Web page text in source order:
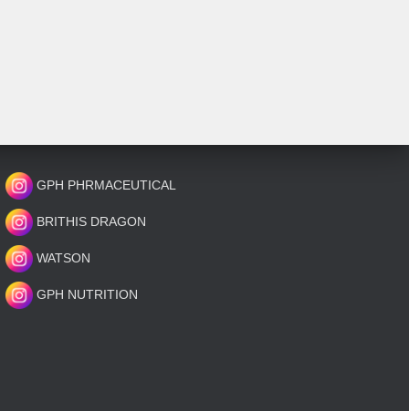
GPH PHRMACEUTICAL
BRITHIS DRAGON
WATSON
GPH NUTRITION